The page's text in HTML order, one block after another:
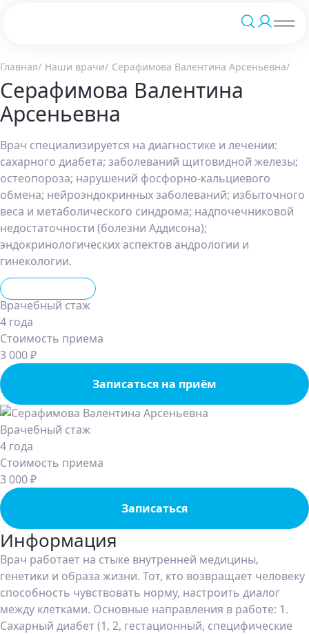
Главная Наши врачи Серафимова Валентина Арсеньевна
Серафимова Валентина
Арсеньевна
Врач специализируется на диагностике и лечении:
сахарного диабета; заболеваний щитовидной железы;
остеопороза; нарушений фосфорно‑кальциевого
обмена; нейроэндокринных заболеваний; избыточного
веса и метаболического синдрома; надпочечниковой
недостаточности (болезни Аддисона);
эндокринологических аспектов андрологии и
гинекологии.
Врачебный стаж
4 года
Стоимость приема
3 000 ₽
Записаться на приём
Врачебный стаж
4 года
Стоимость приема
3 000 ₽
Записаться
Информация
Врач работает на стыке внутренней медицины,
генетики и образа жизни. Тот, кто возвращает человеку
способность чувствовать норму, настроить диалог
между клетками. Основные направления в работе: 1.
Сахарный диабет (1, 2, гестационный, специфические